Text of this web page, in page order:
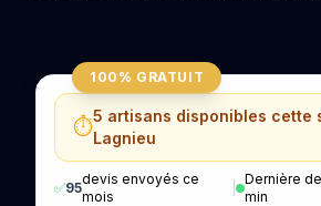
100% GRATUIT
⏱️5 artisans disponibles cette
Lagnieu
✅95
devis envoyés ce
mois
Dernière
min